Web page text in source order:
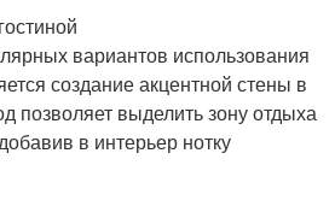
вариантов использования
создание акцентной стены в
позволяет выделить зону отдыха
в интерьер нотку